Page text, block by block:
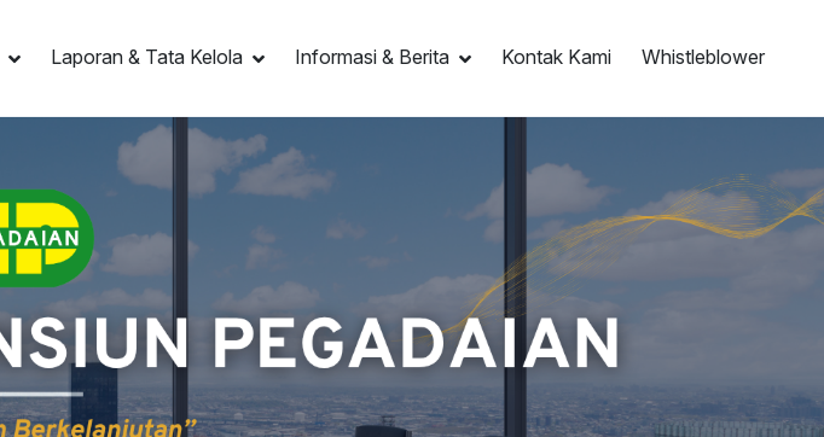
Laporan & Tata Kelola Informasi & Berita Kontak Kami Whistleblower